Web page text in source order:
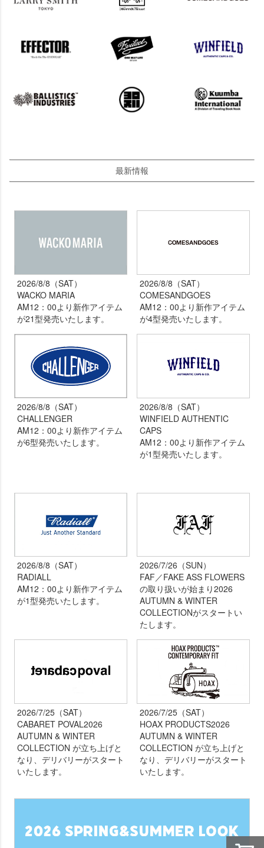
最新情報
2026/8/8（SAT）
WACKO MARIA
AM12：00より新作アイテム
が21型発売いたします。
2026/8/8（SAT）
COMESANDGOES
AM12：00より新作アイテム
が4型発売いたします。
2026/8/8（SAT）
CHALLENGER
AM12：00より新作アイテム
が6型発売いたします。
2026/8/8（SAT）
WINFIELD AUTHENTIC
CAPS
AM12：00より新作アイテム
が1型発売いたします。
2026/8/8（SAT）
RADIALL
AM12：00より新作アイテム
が1型発売いたします。
2026/7/26（SUN）
FAF／FAKE ASS FLOWERS
の取り扱いが始まり2026
AUTUMN & WINTER
COLLECTIONがスタートい
たします。
2026/7/25（SAT）
CABARET POVAL2026
AUTUMN & WINTER
COLLECTION が立ち上げと
なり、デリバリーがスタート
いたします。
2026/7/25（SAT）
HOAX PRODUCTS2026
AUTUMN & WINTER
COLLECTION が立ち上げと
なり、デリバリーがスタート
いたします。